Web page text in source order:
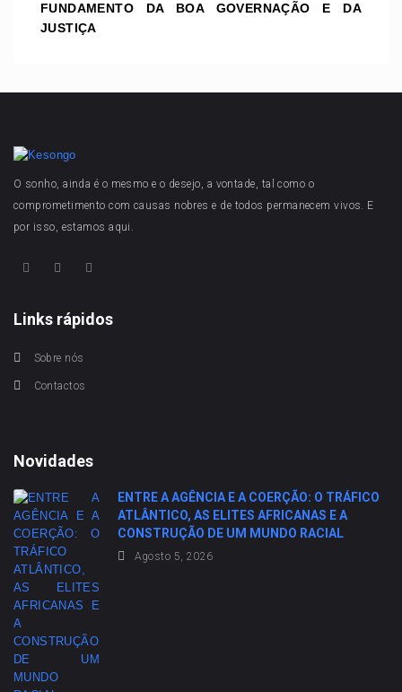
FUNDAMENTO DA BOA GOVERNAÇÃO E DA
JUSTIÇA
O sonho, ainda é o mesmo e o desejo, a vontade, tal como o
comprometimento com causas nobres e de todos permanecem vivos. E
por isso, estamos aqui.
Links rápidos
Sobre nós
Contactos
Novidades
ENTRE A AGÊNCIA E A COERÇÃO: O TRÁFICO
ATLÂNTICO, AS ELITES AFRICANAS E A
CONSTRUÇÃO DE UM MUNDO RACIAL
Agosto 5, 2026